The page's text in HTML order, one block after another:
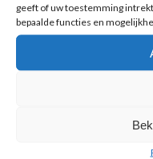
geeft of uw toestemming
bepaalde functies en